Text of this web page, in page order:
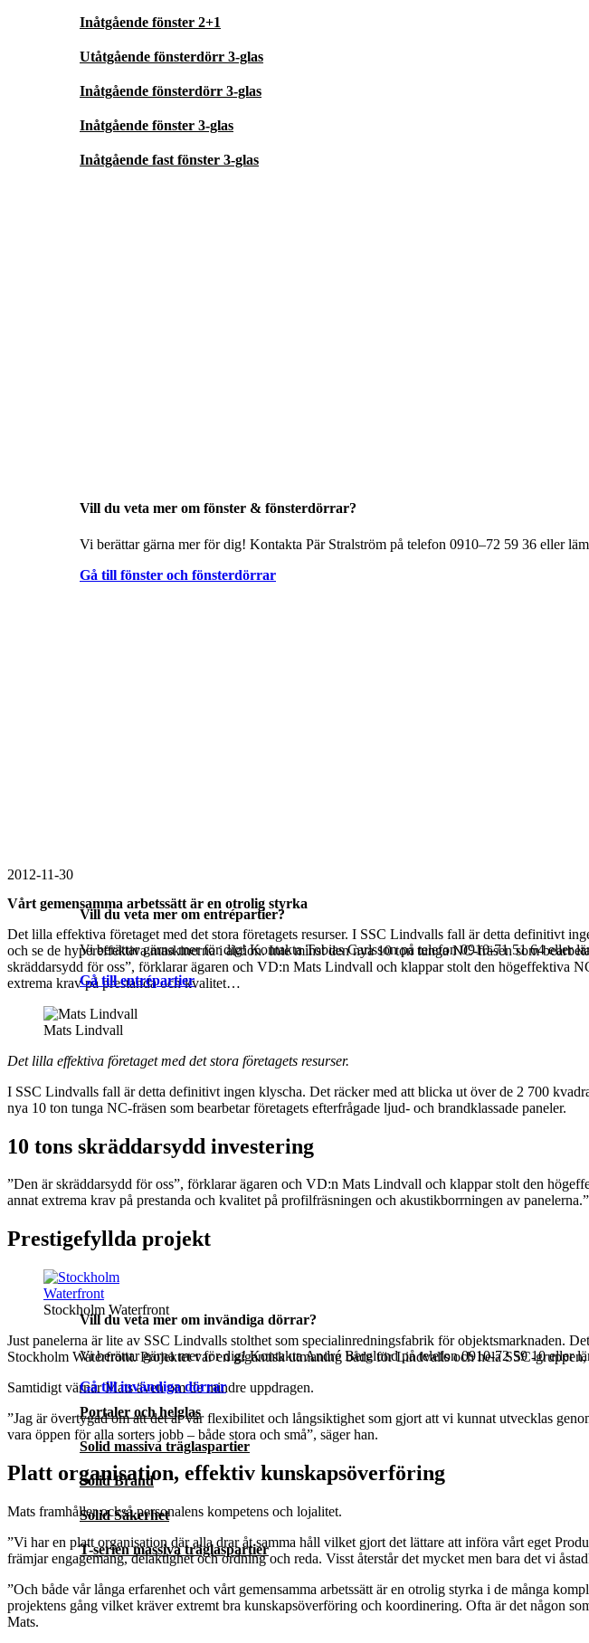
Inåtgående fönster 2+1
Utåtgående fönsterdörr 3-glas
Inåtgående fönsterdörr 3-glas
Inåtgående fönster 3-glas
Inåtgående fast fönster 3-glas
Vill du veta mer om fönster & fönsterdörrar?
Vi berättar gärna mer för dig! Kontakta Pär Stralström på telefon 0910–72 59 36 eller
Gå till fönster och fönsterdörrar
Vill du veta mer om entrépartier?
Vi berättar gärna mer för dig! Kontakta Tobias Carlsson på telefon 0910-71 51 64 eller
Gå till entrépartier
Vill du veta mer om invändiga dörrar?
Vi berättar gärna mer för dig! Kontakta André Berglund på telefon 0910-72 59 10 eller
Gå till invändiga dörrar
Portaler och helglas
Solid massiva träglaspartier
Solid Brand
Solid Säkerhet
T-serien massiva träglaspartier
2012-11-30
Vårt gemensamma arbetssätt är en otrolig styrka
Det lilla effektiva företaget med det stora företagets resurser. I SSC Lindvalls fall är detta definitivt
och se de hypereffektiva maskinerna i aktion. Inte minst den nya 10 ton tunga NC-fräsen som
skräddarsydd för oss”, förklarar ägaren och VD:n Mats Lindvall och klappar stolt den högeffektiva
extrema krav på prestanda och kvalitet…
Mats Lindvall
Det lilla effektiva företaget med det stora företagets resurser.
I SSC Lindvalls fall är detta definitivt ingen klyscha. Det räcker med att blicka ut över de 2 700
nya 10 ton tunga NC-fräsen som bearbetar företagets efterfrågade ljud- och brandklassade paneler.
10 tons skräddarsydd investering
”Den är skräddarsydd för oss”, förklarar ägaren och VD:n Mats Lindvall och klappar stolt den
annat extrema krav på prestanda och kvalitet på profilfräsningen och akustikborrningen av panelerna.”
Prestigefyllda projekt
Stockholm Waterfront
Just panelerna är lite av SSC Lindvalls stolthet som specialinredningsfabrik för objektsmarknaden.
Stockholm Waterfront. Projektet var en gigantisk utmaning både för Lindvalls och hela SSC-
Samtidigt värnar Mats även om de mindre uppdragen.
”Jag är övertygad om att det är vår flexibilitet och långsiktighet som gjort att vi kunnat utvecklas
vara öppen för alla sorters jobb – både stora och små”, säger han.
Platt organisation, effektiv kunskapsöverföring
Mats framhåller också personalens kompetens och lojalitet.
”Vi har en platt organisation där alla drar åt samma håll vilket gjort det lättare att införa vårt eget
främjar engagemang, delaktighet och ordning och reda. Visst återstår det mycket men bara det vi
”Och både vår långa erfarenhet och vårt gemensamma arbetssätt är en otrolig styrka i de många
projektens gång vilket kräver extremt bra kunskapsöverföring och koordinering. Ofta är det någon
Mats.